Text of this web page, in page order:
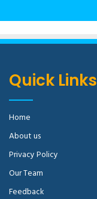
Quick Links
Home
About us
Privacy Policy
Our Team
Feedback